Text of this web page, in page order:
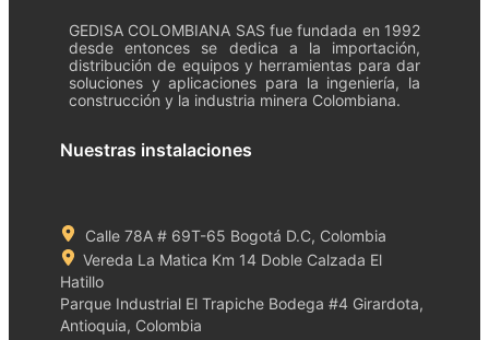
GEDISA COLOMBIANA SAS fue fundada en 1992
desde entonces se dedica a la importación,
distribución de equipos y herramientas para dar
soluciones y aplicaciones para la ingeniería, la
construcción y la industria minera Colombiana.
Nuestras instalaciones
Calle 78A # 69T-65 Bogotá D.C, Colombia
Vereda La Matica Km 14 Doble Calzada El
Hatillo
Parque Industrial El Trapiche Bodega #4 Girardota,
Antioquia, Colombia